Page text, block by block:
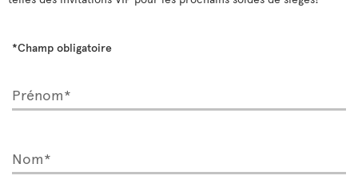
*Champ obligatoire
Prénom*
Nom*